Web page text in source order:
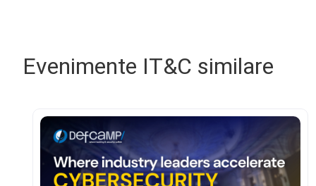
Evenimente IT&C similare